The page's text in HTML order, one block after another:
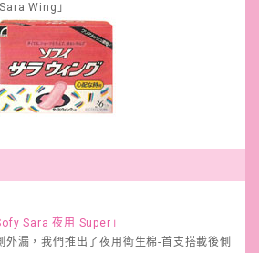
Wing」
Sara 夜用 Super」
漏，我們推出了夜用衛生棉-首支搭載後側